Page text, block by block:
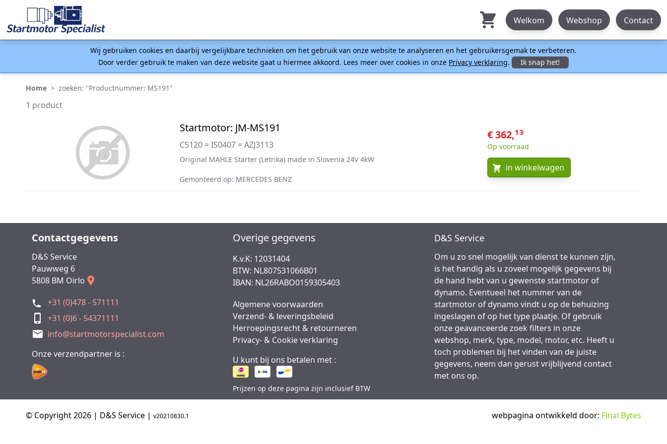
Welkom Webshop Contact
Wij gebruiken cookies en daarbij vergelijkbare technieken om het gebruik van onze website te analyseren en het gebruikersgemak te verbeteren.
Door verder gebruik te maken van deze website gaat u hiermee akkoord. Lees meer over cookies in onze Privacy verklaring. Ik snap het!
Home > zoeken: "Productnummer: MS191"
1 product
Startmotor: JM-MS191
CS120 = IS0407 = AZJ3113
Original MAHLE Starter (Letrika) made in Slovenia 24V 4kW
Gemonteerd op: MERCEDES BENZ
€ 362,13
Op voorraad
in winkelwagen
Contactgegevens
D&S Service
Pauwweg 6
5808 BM Oirlo
+31 (0)478 - 571111
+31 (0)6 - 54371111
info@startmotorspecialist.com
Onze verzendpartner is :
Overige gegevens
K.v.K: 12031404
BTW: NL807531066B01
IBAN: NL26RABO0159305403
Algemene voorwaarden
Verzend- & leveringsbeleid
Herroepingsrecht & retourneren
Privacy- & Cookie verklaring
U kunt bij ons betalen met :
Prijzen op deze pagina zijn inclusief BTW
D&S Service
Om u zo snel mogelijk van dienst te kunnen zijn,
is het handig als u zoveel mogelijk gegevens bij
de hand hebt van u gewenste startmotor of
dynamo. Eventueel het nummer van de
startmotor of dynamo vindt u op de behuizing
ingeslagen of op het type plaatje. Of gebruik
onze geavanceerde zoek filters in onze
webshop, merk, type, model, motor, etc. Heeft u
toch problemen bij het vinden van de juiste
gegevens, neem dan gerust vrijblijvend contact
met ons op.
© Copyright 2026 | D&S Service | v20210830.1 webpagina ontwikkeld door: Final Bytes